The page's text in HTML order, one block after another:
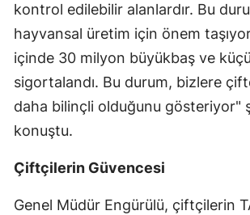
Kars
kontrol edilebilir alanlardır. Bu
hayvansal üretim için önem
içinde 30 milyon büyükbaş ve
sigortalandı. Bu durum, bizlere
daha bilinçli olduğunu gösteriyor"
konuştu.
Çiftçilerin Güvencesi
Genel Müdür Engürülü, çiftçilerin